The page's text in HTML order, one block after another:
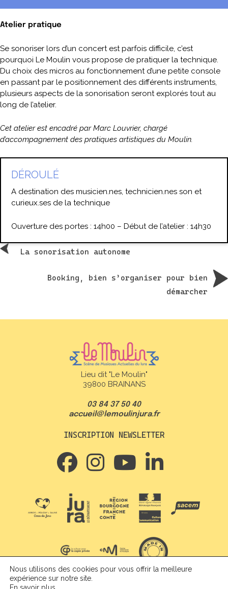
Atelier pratique
Se sonoriser lors d’un concert est parfois difficile, c’est
pourquoi Le Moulin vous propose de pratiquer la technique.
Du choix des micros au fonctionnement d’une petite console
en passant par le positionnement des différents instruments,
plusieurs aspects de la sonorisation seront explorés tout au
long de l’atelier.
Cet atelier est encadré par Marc Louvrier, chargé
d’accompagnement des pratiques artistiques du Moulin.
DÉROULÉ
A destination des musicien.nes, technicien.nes son et
curieux.ses de la technique
Ouverture des portes : 14h00 – Début de l’atelier : 14h30
La sonorisation autonome
Booking, bien s’organiser pour bien
démarcher
Lieu dit "Le Moulin"
39800 BRAINANS
03 84 37 50 40
accueil@lemoulinjura.fr
INSCRIPTION NEWSLETTER
Nous utilisons des cookies pour vous offrir la meilleure
expérience sur notre site.